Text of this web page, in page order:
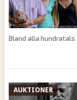
Bland alla
AUKTIONER